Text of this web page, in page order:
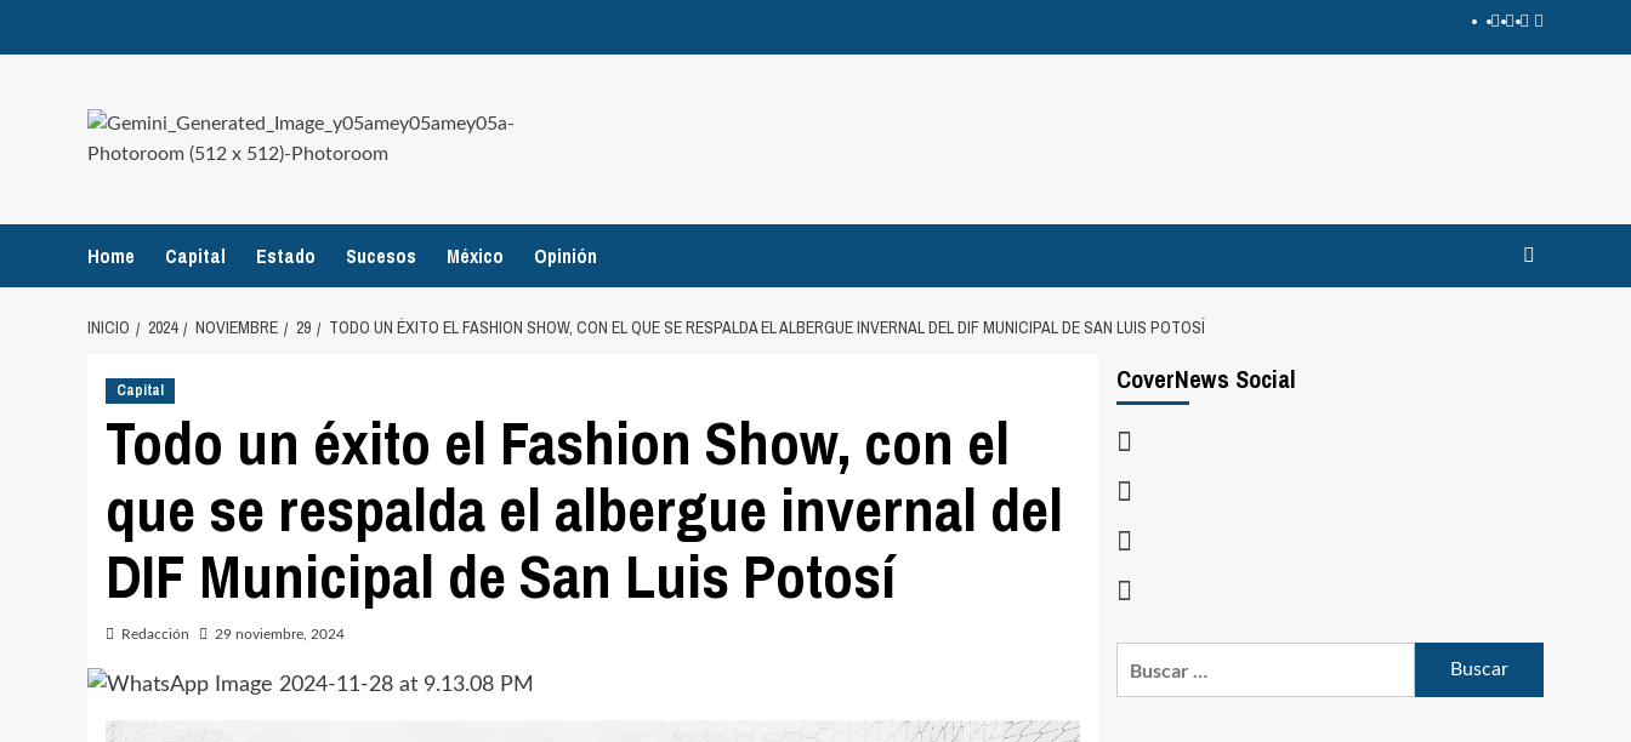
Home Capital Estado Sucesos México Opinión
INICIO 2024 NOVIEMBRE 29 TODO UN ÉXITO EL FASHION SHOW, CON EL QUE SE RESPALDA EL ALBERGUE INVERNAL DEL DIF MUNICIPAL DE SAN LUIS POTOSÍ
Capital
Todo un éxito el Fashion Show, con el
que se respalda el albergue invernal del
DIF Municipal de San Luis Potosí
Redacción 29 noviembre, 2024
CoverNews Social